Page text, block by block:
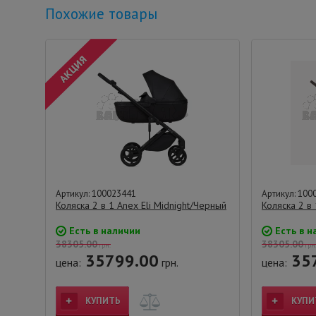
Похожие товары
Артикул: 100023441
Коляска 2 в 1 Anex Eli Midnight/Черный
Есть в наличии
38305.00грн.
цена: 35799.00 грн.
КУПИТЬ
Артикул:
Коляска 2
Есть в
38305.00грн.
цена: